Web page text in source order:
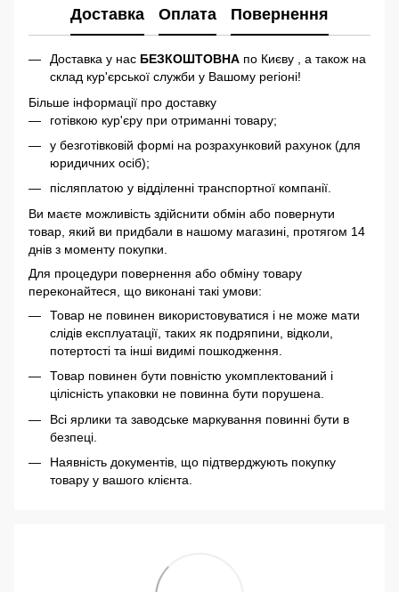
Доставка Оплата Повернення
Доставка у нас БЕЗКОШТОВНА по Києву , а також на
склад кур'єрської служби у Вашому регіоні!
Більше інформації про доставку
готівкою кур'єру при отриманні товару;
у безготівковій формі на розрахунковий рахунок (для
юридичних осіб);
післяплатою у відділенні транспортної компанії.
Ви маєте можливість здійснити обмін або повернути
товар, який ви придбали в нашому магазині, протягом 14
днів з моменту покупки.
Для процедури повернення або обміну товару
переконайтеся, що виконані такі умови:
Товар не повинен використовуватися і не може мати
слідів експлуатації, таких як подряпини, відколи,
потертості та інші видимі пошкодження.
Товар повинен бути повністю укомплектований і
цілісність упаковки не повинна бути порушена.
Всі ярлики та заводське маркування повинні бути в
безпеці.
Наявність документів, що підтверджують покупку
товару у вашого клієнта.